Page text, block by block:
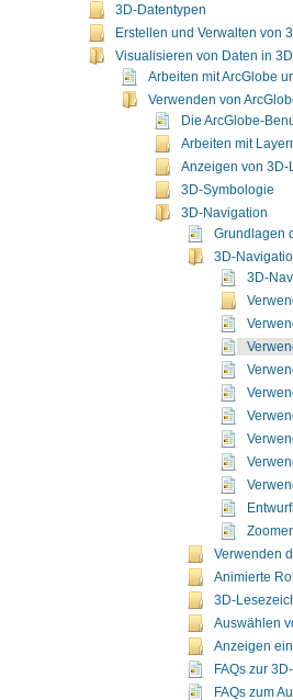
3D-Datentypen
Erstellen und Verwalten von
Visualisieren von Daten in 3D
Arbeiten mit ArcGlobe
Verwenden von
Die ArcGlobe-
Arbeiten mit
Anzeigen von 3D-
3D-Symbologie
3D-Navigation
Grundlagen
3D-
3D-
Verwenden
Animierte
3D-
Auswählen
Anzeigen
FAQs zur
FAQs zum